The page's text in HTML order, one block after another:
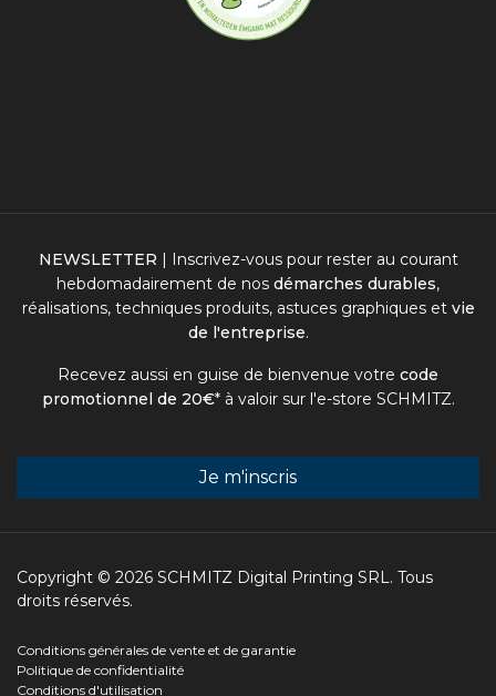
NEWSLETTER | Inscrivez-vous pour rester au courant
hebdomadairement de nos démarches durables,
réalisations, techniques produits, astuces graphiques et vie
de l'entreprise.
Recevez aussi en guise de bienvenue votre code
promotionnel de 20€* à valoir sur l'e-store SCHMITZ.
Je m'inscris
Copyright © 2026 SCHMITZ Digital Printing SRL. Tous
droits réservés.
Conditions générales de vente et de garantie
Politique de confidentialité
Conditions d'utilisation